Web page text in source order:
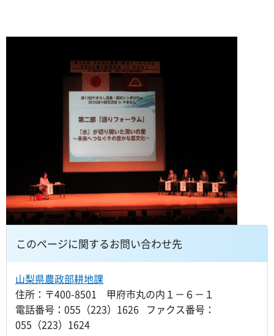
このページに関するお問い合わせ先
山梨県農政部耕地課
住所：〒400-8501 甲府市丸の内１－６－１
電話番号：055（223）1626 ファクス番号：
055（223）1624